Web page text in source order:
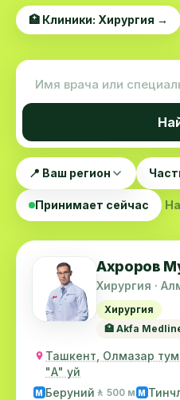
🏥 Клиники: Хирургия →
📍 Ваш регион
Принимает сейчас
Ахроров
Хирургия ·
Хирургия
🏥 Akfa
Ташкент, Олмазар
"А" уй
M Беруний 🚶 500 м M